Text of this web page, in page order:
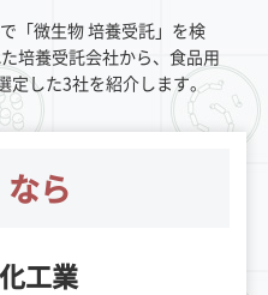
「微生物 培養受託」を検
培養受託会社から、食品用
定した3社を紹介します。
なら
工業